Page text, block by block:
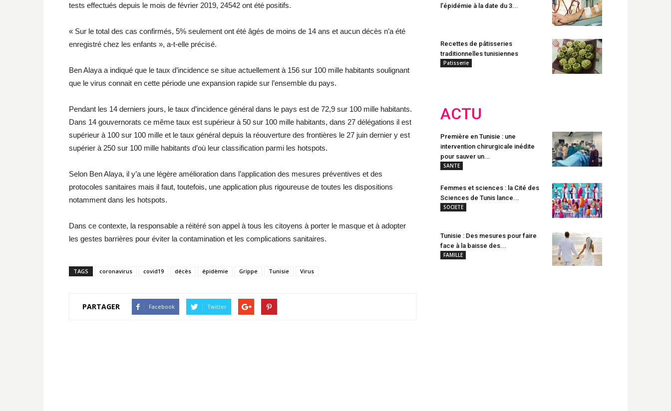
tests effectués depuis le mois de février 2019, 24542 ont été positifs.
« Sur le total des cas confirmés, 5% seulement ont été âgés de moins de 14 ans et aucun décès n’a été
enregistré chez les enfants », a-t-elle précisé.
Ben Alaya a indiqué que le taux d’incidence se situe actuellement à 156 sur 100 mille habitants soulignant
que le virus connait en cette période une expansion rapide sur l’ensemble du pays.
Pendant les 14 derniers jours, le taux d’incidence général dans le pays est de 72,9 sur 100 mille habitants.
Dans 14 gouvernorats ce même taux est supérieur à 50 sur 100 mille habitants, dans 27 délégations il est
supérieur à 100 sur 100 mille et le taux général depuis la réouverture des frontières le 27 juin dernier y est
supérier à 250 sur 100 mille habitants d’où leur classification parmi les hotspots.
Selon Ben Alaya, il y’a une légère amélioration dans l’application des mesures préventives et des
protocoles sanitaires mais il faut, toutefois, une application plus rigoureuse de toutes les dispositions
notamment dans les hotspots.
Dans ce contexte, la responsable a réitéré son appel à tous les citoyens à porter le masque et à adopter
les gestes barrières pour éviter la contamination et les complications sanitaires.
TAGS coronavirus covid19 décès épidèmie Grippe Tunisie Virus
PARTAGER Facebook Twitter
l’épidémie à la date du 3...
Recettes de pâtisseries
traditionnelles tunisiennes
Patisserie
ACTU
Première en Tunisie : une
intervention chirurgicale inédite
pour sauver un...
SANTE
Femmes et sciences : la Cité des
Sciences de Tunis lance...
SOCIETE
Tunisie : Des mesures pour faire
face à la baisse des...
FAMILLE